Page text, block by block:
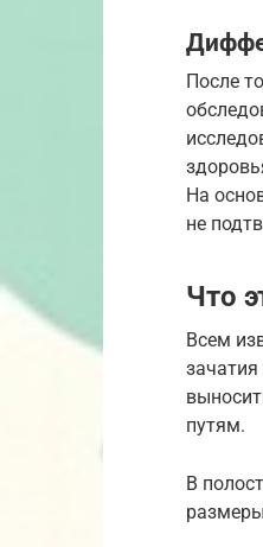
После
На
не
Что
Всем
путям.
В